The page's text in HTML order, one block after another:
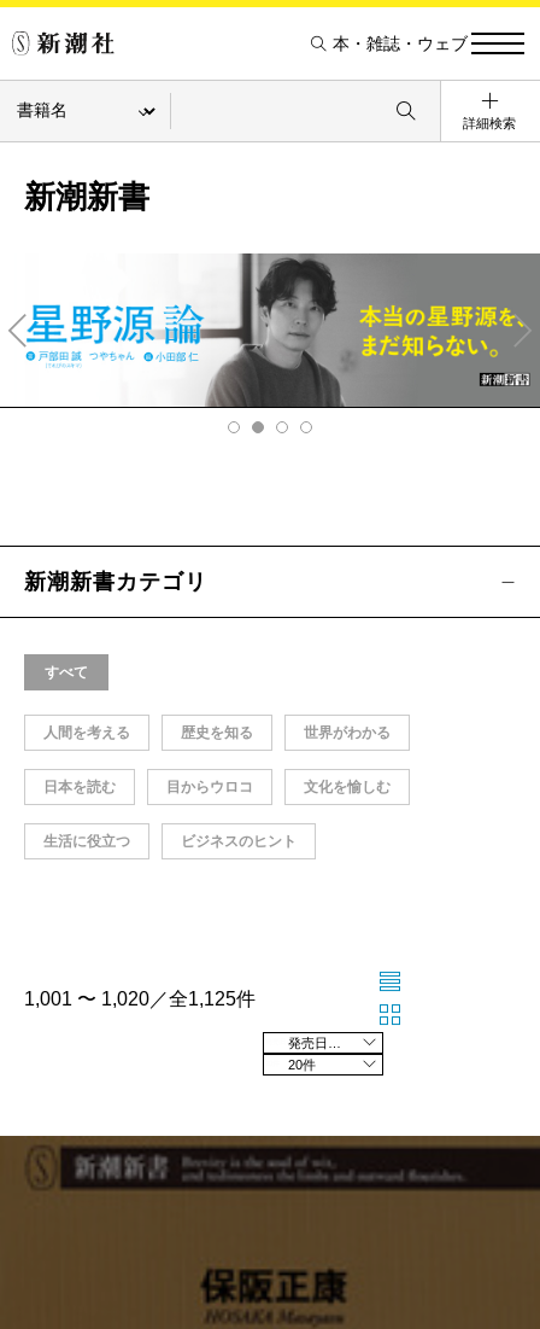
本・雑誌・ウェブ
詳細検索
新潮新書
v
Ne
xt
新潮新書カテゴリ
すべて
人間を考える 歴史を知る 世界がわかる
日本を読む 目からウロコ 文化を愉しむ
生活に役立つ ビジネスのヒント
1,001 〜 1,020／全1,125件
20件